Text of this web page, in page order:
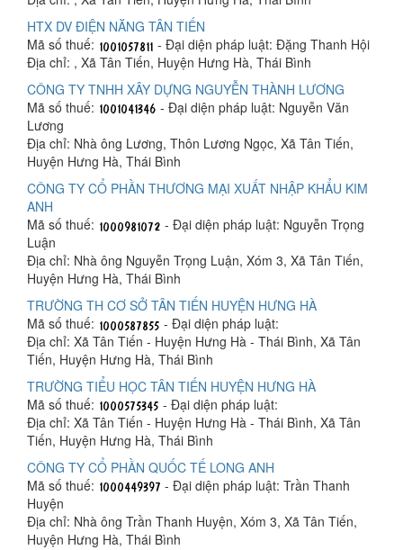
HTX DV ĐIỆN NĂNG TÂN TIẾN
Mã số thuế:
- Đại diện pháp luật: Đặng Thanh Hội
Địa chỉ: , Xã Tân Tiến, Huyện Hưng Hà, Thái Bình
CÔNG TY TNHH XÂY DỰNG NGUYỄN THÀNH LƯƠNG
Mã số thuế:
- Đại diện pháp luật: Nguyễn Văn
Lương
Địa chỉ: Nhà ông Lương, Thôn Lương Ngọc, Xã Tân Tiến,
Huyện Hưng Hà, Thái Bình
CÔNG TY CỔ PHẦN THƯƠNG MẠI XUẤT NHẬP KHẨU KIM
ANH
Mã số thuế:
- Đại diện pháp luật: Nguyễn Trọng
Luận
Địa chỉ: Nhà ông Nguyễn Trọng Luận, Xóm 3, Xã Tân Tiến,
Huyện Hưng Hà, Thái Bình
TRƯỜNG TH CƠ SỞ TÂN TIẾN HUYỆN HƯNG HÀ
Mã số thuế:
- Đại diện pháp luật:
Địa chỉ: Xã Tân Tiến - Huyện Hưng Hà - Thái Bình, Xã Tân
Tiến, Huyện Hưng Hà, Thái Bình
TRƯỜNG TIỂU HỌC TÂN TIẾN HUYỆN HƯNG HÀ
Mã số thuế:
- Đại diện pháp luật:
Địa chỉ: Xã Tân Tiến - Huyện Hưng Hà - Thái Bình, Xã Tân
Tiến, Huyện Hưng Hà, Thái Bình
CÔNG TY CỔ PHẦN QUỐC TẾ LONG ANH
Mã số thuế:
- Đại diện pháp luật: Trần Thanh
Huyện
Địa chỉ: Nhà ông Trần Thanh Huyện, Xóm 3, Xã Tân Tiến,
Huyện Hưng Hà, Thái Bình